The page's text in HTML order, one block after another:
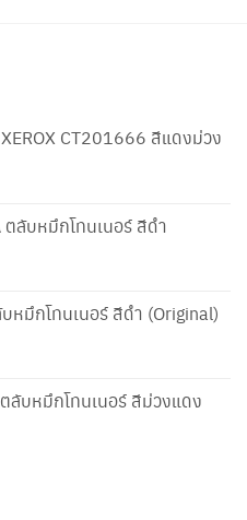
CT201666 สีแดงม่วง
ลับหมึกโทนเนอร์ สีดำ
มึกโทนเนอร์ สีดำ (Original)
ลับหมึกโทนเนอร์ สีม่วงแดง